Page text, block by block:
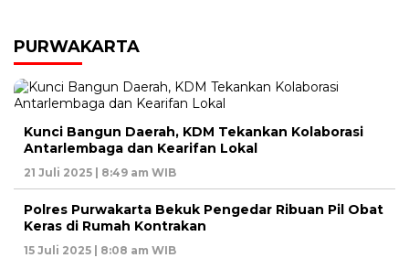
PURWAKARTA
Kunci Bangun Daerah, KDM Tekankan Kolaborasi
Antarlembaga dan Kearifan Lokal
21 Juli 2025 | 8:49 am WIB
Polres Purwakarta Bekuk Pengedar Ribuan Pil Obat
Keras di Rumah Kontrakan
15 Juli 2025 | 8:08 am WIB